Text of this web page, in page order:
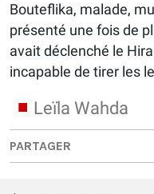
Bouteflika, malade,
présenté une fois de
avait déclenché le
incapable de tirer les
Leïla Wahda
PARTAGER